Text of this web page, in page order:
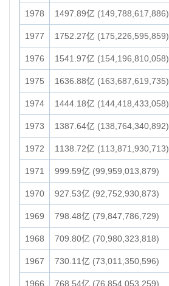
1978 1497.89亿 (149,788,617,886)
1977 1752.27亿 (175,226,595,859)
1976 1541.97亿 (154,196,810,058)
1975 1636.88亿 (163,687,619,735)
1974 1444.18亿 (144,418,433,058)
1973 1387.64亿 (138,764,340,892)
1972 1138.72亿 (113,871,930,713)
1971 999.59亿 (99,959,013,879)
1970 927.53亿 (92,752,930,873)
1969 798.48亿 (79,847,786,729)
1968 709.80亿 (70,980,323,818)
1967 730.11亿 (73,011,350,596)
1966 768.54亿 (76,854,053,259)